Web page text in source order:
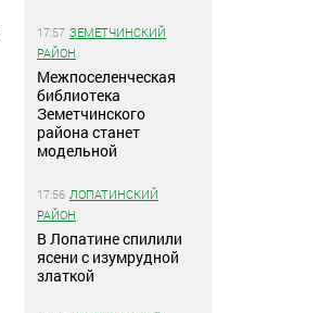
17:57 ЗЕМЕТЧИНСКИЙ
РАЙОН
Межпоселенческая
библиотека
Земетчинского
района станет
модельной
17:56 ЛОПАТИНСКИЙ
РАЙОН
В Лопатине спилили
ясени с изумрудной
златкой